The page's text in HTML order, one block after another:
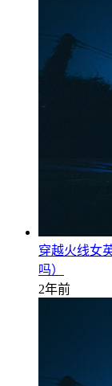
穿越火线女
吗）
2年前